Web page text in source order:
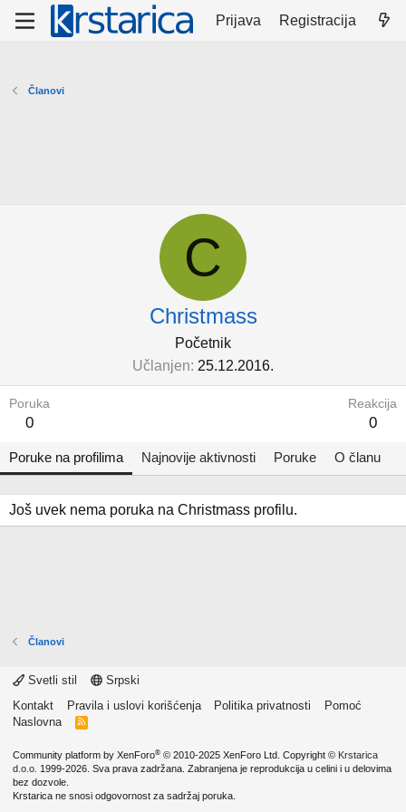
Prijava Registracija
Članovi
C
Christmass
Početnik
Učlanjen 25.12.2016.
Poruka
0
Reakcija
0
Poruke na profilima Najnovije aktivnosti Poruke O članu
Još uvek nema poruka na Christmass profilu.
Članovi
Svetli stil
Srpski
Kontakt
Pravila i uslovi korišćenja Politika privatnosti
Pomoć
Naslovna
R
Community platform by XenForo® © 2010-2025 XenForo Ltd. Copyright © Krstarica
d.o.o. 1999-2026. Sva prava zadržana. Zabranjena je reprodukcija u celini i u delovima
bez dozvole.
Krstarica ne snosi odgovornost za sadržaj poruka.